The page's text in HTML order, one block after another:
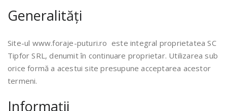
Generalități
Site-ul www.foraje-puturi.ro este integral proprietatea SC
Tipfor SRL, denumit în continuare proprietar. Utilizarea sub
orice formă a acestui site presupune acceptarea acestor
termeni.
Informații